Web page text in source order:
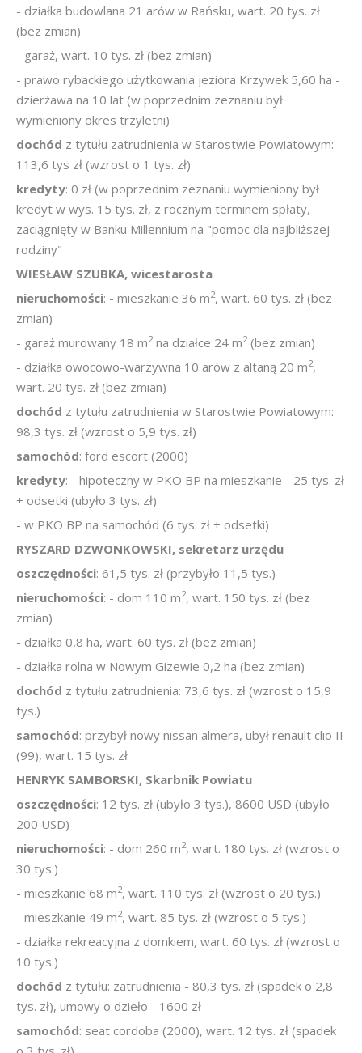
- działka budowlana 21 arów w Rańsku, wart. 20 tys. zł
(bez zmian)
- garaż, wart. 10 tys. zł (bez zmian)
- prawo rybackiego użytkowania jeziora Krzywek 5,60 ha -
dzierżawa na 10 lat (w poprzednim zeznaniu był
wymieniony okres trzyletni)
dochód z tytułu zatrudnienia w Starostwie Powiatowym:
113,6 tys zł (wzrost o 1 tys. zł)
kredyty: 0 zł (w poprzednim zeznaniu wymieniony był
kredyt w wys. 15 tys. zł, z rocznym terminem spłaty,
zaciągnięty w Banku Millennium na "pomoc dla najbliższej
rodziny"
WIESŁAW SZUBKA, wicestarosta
nieruchomości: - mieszkanie 36 m2, wart. 60 tys. zł (bez
zmian)
- garaż murowany 18 m2na działce 24 m2(bez zmian)
- działka owocowo-warzywna 10 arów z altaną 20 m2,
wart. 20 tys. zł (bez zmian)
dochód z tytułu zatrudnienia w Starostwie Powiatowym:
98,3 tys. zł (wzrost o 5,9 tys. zł)
samochód: ford escort (2000)
kredyty: - hipoteczny w PKO BP na mieszkanie - 25 tys. zł
+ odsetki (ubyło 3 tys. zł)
- w PKO BP na samochód (6 tys. zł + odsetki)
RYSZARD DZWONKOWSKI, sekretarz urzędu
oszczędności: 61,5 tys. zł (przybyło 11,5 tys.)
nieruchomości: - dom 110 m2, wart. 150 tys. zł (bez
zmian)
- działka 0,8 ha, wart. 60 tys. zł (bez zmian)
- działka rolna w Nowym Gizewie 0,2 ha (bez zmian)
dochód z tytułu zatrudnienia: 73,6 tys. zł (wzrost o 15,9
tys.)
samochód: przybył nowy nissan almera, ubył renault clio II
(99), wart. 15 tys. zł
HENRYK SAMBORSKI, Skarbnik Powiatu
oszczędności: 12 tys. zł (ubyło 3 tys.), 8600 USD (ubyło
200 USD)
nieruchomości: - dom 260 m2, wart. 180 tys. zł (wzrost o
30 tys.)
- mieszkanie 68 m2, wart. 110 tys. zł (wzrost o 20 tys.)
- mieszkanie 49 m2, wart. 85 tys. zł (wzrost o 5 tys.)
- działka rekreacyjna z domkiem, wart. 60 tys. zł (wzrost o
10 tys.)
dochód z tytułu: zatrudnienia - 80,3 tys. zł (spadek o 2,8
tys. zł), umowy o dzieło - 1600 zł
samochód: seat cordoba (2000), wart. 12 tys. zł (spadek